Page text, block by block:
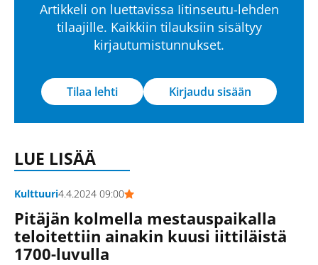
Artikkeli on luettavissa Iitinseutu-lehden
tilaajille. Kaikkiin tilauksiin sisältyy
kirjautumistunnukset.
Tilaa lehti Kirjaudu sisään
LUE LISÄÄ
Kulttuuri4.4.2024 09:00
Pitäjän kolmella mestauspaikalla
teloitettiin ainakin kuusi iittiläistä
1700-luvulla